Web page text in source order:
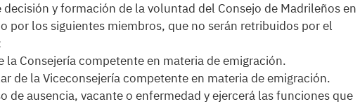
decisión y formación de la voluntad del Consejo de Madrileños en
por los siguientes miembros, que no serán retribuidos por el
la Consejería competente en materia de emigración.
de la Viceconsejería competente en materia de emigración.
de ausencia, vacante o enfermedad y ejercerá las funciones que